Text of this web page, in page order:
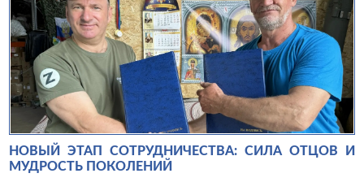
НОВЫЙ ЭТАП СОТРУДНИЧЕСТВА: СИЛА ОТЦОВ И
МУДРОСТЬ ПОКОЛЕНИЙ